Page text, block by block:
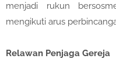
menjadi rukun
mengikuti arus
Relawan Penjaga Gereja